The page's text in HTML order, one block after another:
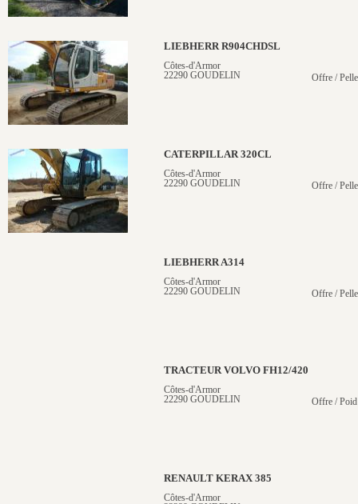
LIEBHERR R904CHDSL
Côtes-d'Armor
22290 GOUDELIN
Offre /
CATERPILLAR 320CL
Côtes-d'Armor
22290 GOUDELIN
Offre /
LIEBHERR A314
Côtes-d'Armor
22290 GOUDELIN
Offre /
TRACTEUR VOLVO FH12/420
Côtes-d'Armor
22290 GOUDELIN
Offre /
RENAULT KERAX 385
Côtes-d'Armor